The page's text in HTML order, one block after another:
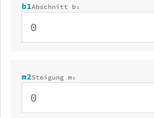
b1Abschnitt b₁
m2Steigung m₂